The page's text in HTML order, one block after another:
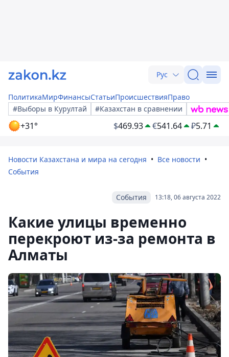
Рус
ПолитикаМирФинансыСтатьиПроисшествияПраво
#Выборы в Курултай
#Казахстан в сравнении
+31° $469.93 €541.64 ₽5.71
Новости Казахстана и мира на сегодня
Все новости
События
13:18, 06 августа 2022
События
Какие улицы временно
перекроют из-за ремонта в
Алматы